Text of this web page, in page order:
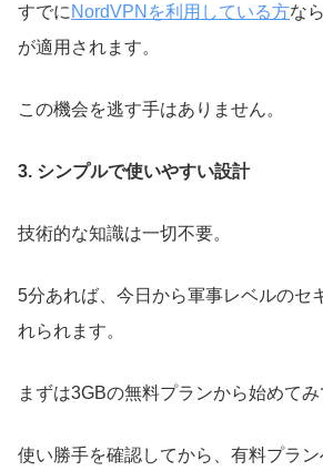
すでに NordVPNを利用している方な
が適用されます。
この機会を逃す手はありません。
3. シンプルで使いやすい設計
技術的な知識は一切不要。
5分あれば、今日から軍事レベルのセ
れられます。
まずは3GBの無料プランから始めてみ
使い勝手を確認してから、有料プラ